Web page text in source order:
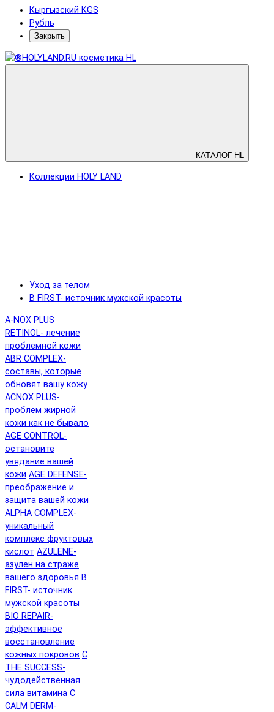
Кыргызский KGS
Рубль
Закрыть
КАТАЛОГ HL
Коллекции HOLY LAND
Уход за телом
B FIRST- источник мужской красоты
A-NOX PLUS
RETINOL- лечение
проблемной кожи
ABR COMPLEX-
составы, которые
обновят вашу кожу
ACNOX PLUS-
проблем жирной
кожи как не бывало
AGE CONTROL-
остановите
увядание вашей
кожи AGE DEFENSE-
преображение и
защита вашей кожи
ALPHA COMPLEX-
уникальный
комплекс фруктовых
кислот AZULENE-
азулен на страже
вашего здоровья B
FIRST- источник
мужской красоты
BIO REPAIR-
эффективное
восстановление
кожных покровов C
THE SUCCESS-
чудодейственная
сила витамина C
CALM DERM-